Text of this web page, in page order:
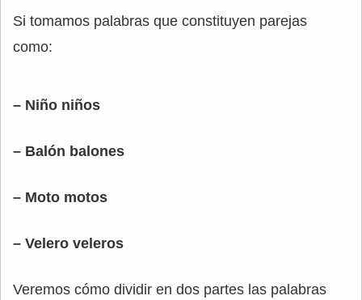
Si tomamos palabras que constituyen parejas
como:
– Niño niños
– Balón balones
– Moto motos
– Velero veleros
Veremos cómo dividir en dos partes las palabras